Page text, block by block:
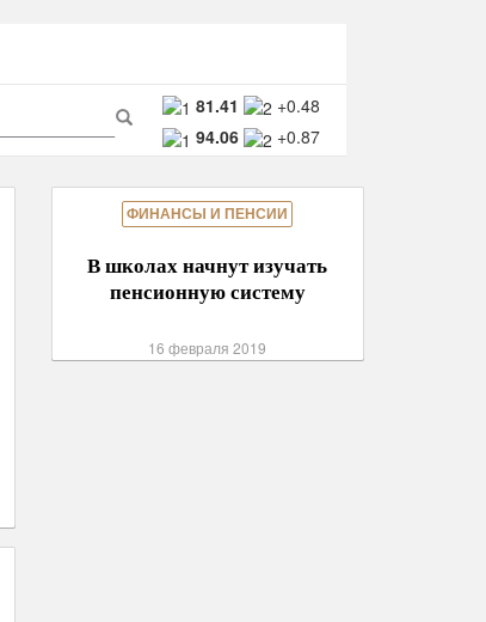
81.41
+0.48
94.06
+0.87
Поиск
ФИНАНСЫ И ПЕНСИИ
В школах начнут изучать
пенсионную систему
16 февраля 2019